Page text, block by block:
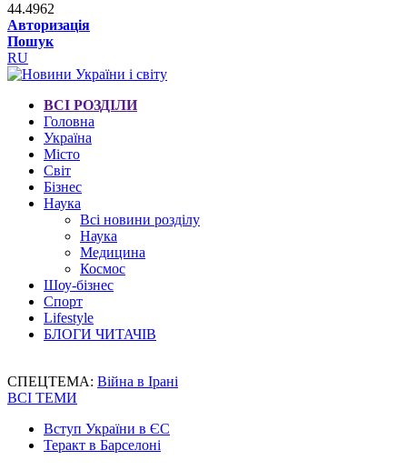
44.4962
Авторизація
Пошук
RU
ВСІ РОЗДІЛИ
Головна
Україна
Місто
Світ
Бізнес
Наука
Всі новини розділу
Наука
Медицина
Космос
Шоу-бізнес
Спорт
Lifestyle
БЛОГИ ЧИТАЧІВ
СПЕЦТЕМА: Війна в Ірані
ВСІ ТЕМИ
Вступ України в ЄС
Теракт в Барселоні